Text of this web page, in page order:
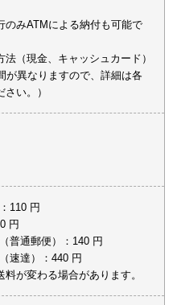
みATMによる納付も可能で
法（現金、キャッシュカード）
が異なりますので、詳細は各
い。）
110 円
円
普通郵便）：140 円
速達）：440 円
が変わる場合があります。